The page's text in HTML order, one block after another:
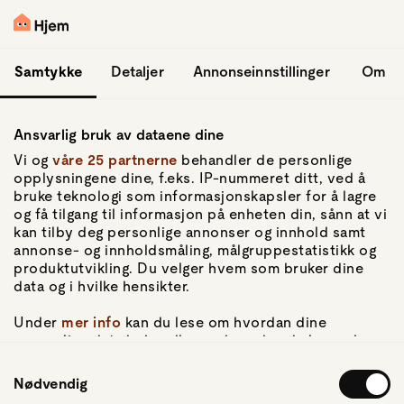
Samtykke Detaljer Annonseinnstillinger Om
Ansvarlig bruk av dataene dine
Vi og våre 25 partnerne behandler de personlige
opplysningene dine, f.eks. IP-nummeret ditt, ved å
bruke teknologi som informasjonskapsler for å lagre
og få tilgang til informasjon på enheten din, sånn at vi
kan tilby deg personlige annonser og innhold samt
annonse- og innholdsmåling, målgruppestatistikk og
produktutvikling. Du velger hvem som bruker dine
data og i hvilke hensikter.
Under mer info kan du lese om hvordan dine
personlige data behandles og hvordan du kan velge
trekke tilbake ditt samtykke fra erklæringen om
informasjonskapsler.
Nødvendig
Gå til forsiden
Om Hjem
Om oss
Kundeservice
Artikler
Personvern